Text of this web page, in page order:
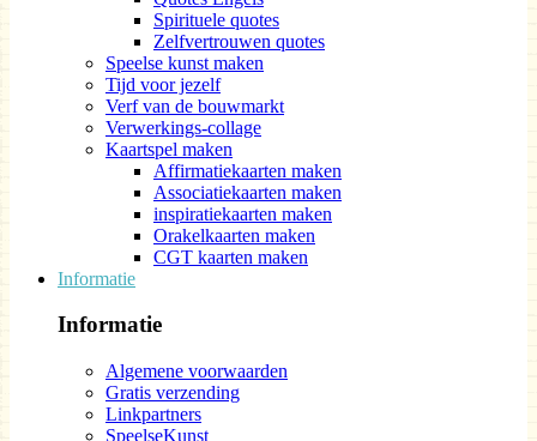
Spirituele quotes
Zelfvertrouwen quotes
Speelse kunst maken
Tijd voor jezelf
Verf van de bouwmarkt
Verwerkings-collage
Kaartspel maken
Affirmatiekaarten maken
Associatiekaarten maken
inspiratiekaarten maken
Orakelkaarten maken
CGT kaarten maken
Informatie
Informatie
Algemene voorwaarden
Gratis verzending
Linkpartners
SpeelseKunst